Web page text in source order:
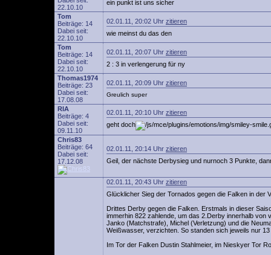
22.10.10
ein punkt ist uns sicher
Tom
Beiträge: 14
Dabei seit:
22.10.10
02.01.11, 20:02 Uhr zitieren
wie meinst du das den
Tom
Beiträge: 14
Dabei seit:
22.10.10
02.01.11, 20:07 Uhr zitieren
2 : 3 in verlengerung für ny
Thomas1974
Beiträge: 23
Dabei seit:
17.08.08
02.01.11, 20:09 Uhr zitieren
Greulich super
RIA
Beiträge: 4
Dabei seit:
09.11.10
02.01.11, 20:10 Uhr zitieren
geht doch
Chris83
Beiträge: 64
Dabei seit:
17.12.08
02.01.11, 20:14 Uhr zitieren
Geil, der nächste Derbysieg und nurnoch 3 Punkte,
02.01.11, 20:43 Uhr zitieren
Glücklicher Sieg der Tornados gegen die Falken in der
Drittes Derby gegen die Falken. Erstmals in dieser
immerhin 822 zahlende, um das 2.Derby innerhalb von
Janko (Matchstrafe), Michel (Verletzung) und die
Weißwasser, verzichten. So standen sich jeweils nur
Im Tor der Falken Dustin Stahlmeier, im Nieskyer Tor